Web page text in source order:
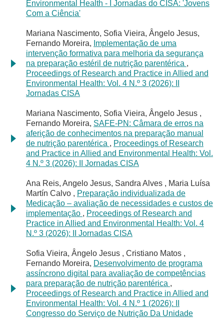
Environmental Health - I Jornadas do CISA: 'Jovens
Com a Ciência'
Mariana Nascimento, Sofia Vieira, Ângelo Jesus,
Fernando Moreira, Implementação de uma
intervenção formativa para melhoria da segurança
na preparação estéril de nutrição parentérica ,
Proceedings of Research and Practice in Allied and
Environmental Health: Vol. 4 N.º 3 (2026): II
Jornadas CISA
Mariana Nascimento, Sofia Vieira, Ângelo Jesus ,
Fernando Moreira, SAFE-PN: Câmara de erros na
aferição de conhecimentos na preparação manual
de nutrição parentérica , Proceedings of Research
and Practice in Allied and Environmental Health: Vol.
4 N.º 3 (2026): II Jornadas CISA
Ana Reis, Angelo Jesus, Sandra Alves , Maria Luísa
Martín Calvo , Preparação individualizada de
Medicação – avaliação de necessidades e custos de
implementação , Proceedings of Research and
Practice in Allied and Environmental Health: Vol. 4
N.º 3 (2026): II Jornadas CISA
Sofia Vieira, Ângelo Jesus , Cristiano Matos ,
Fernando Moreira, Desenvolvimento de programa
assíncrono digital para avaliação de competências
para preparação de nutrição parentérica ,
Proceedings of Research and Practice in Allied and
Environmental Health: Vol. 4 N.º 1 (2026): II
Congresso do Serviço de Nutrição Da Unidade